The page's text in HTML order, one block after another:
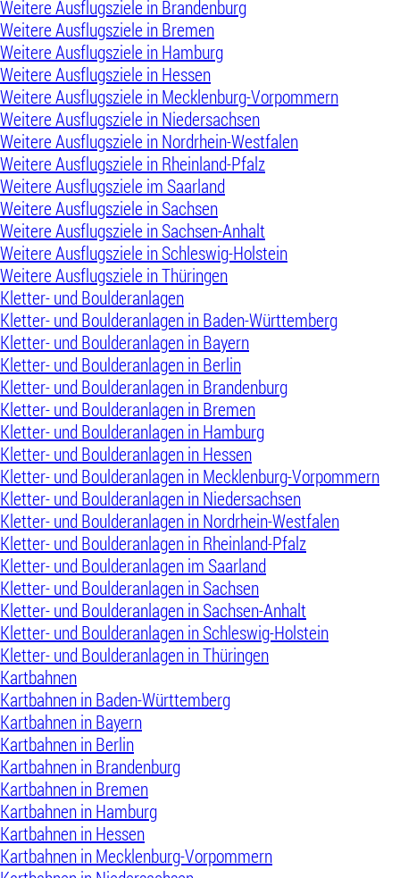
Weitere Ausflugsziele in Brandenburg
Weitere Ausflugsziele in Bremen
Weitere Ausflugsziele in Hamburg
Weitere Ausflugsziele in Hessen
Weitere Ausflugsziele in Mecklenburg-Vorpommern
Weitere Ausflugsziele in Niedersachsen
Weitere Ausflugsziele in Nordrhein-Westfalen
Weitere Ausflugsziele in Rheinland-Pfalz
Weitere Ausflugsziele im Saarland
Weitere Ausflugsziele in Sachsen
Weitere Ausflugsziele in Sachsen-Anhalt
Weitere Ausflugsziele in Schleswig-Holstein
Weitere Ausflugsziele in Thüringen
Kletter- und Boulderanlagen
Kletter- und Boulderanlagen in Baden-Württemberg
Kletter- und Boulderanlagen in Bayern
Kletter- und Boulderanlagen in Berlin
Kletter- und Boulderanlagen in Brandenburg
Kletter- und Boulderanlagen in Bremen
Kletter- und Boulderanlagen in Hamburg
Kletter- und Boulderanlagen in Hessen
Kletter- und Boulderanlagen in Mecklenburg-Vorpommern
Kletter- und Boulderanlagen in Niedersachsen
Kletter- und Boulderanlagen in Nordrhein-Westfalen
Kletter- und Boulderanlagen in Rheinland-Pfalz
Kletter- und Boulderanlagen im Saarland
Kletter- und Boulderanlagen in Sachsen
Kletter- und Boulderanlagen in Sachsen-Anhalt
Kletter- und Boulderanlagen in Schleswig-Holstein
Kletter- und Boulderanlagen in Thüringen
Kartbahnen
Kartbahnen in Baden-Württemberg
Kartbahnen in Bayern
Kartbahnen in Berlin
Kartbahnen in Brandenburg
Kartbahnen in Bremen
Kartbahnen in Hamburg
Kartbahnen in Hessen
Kartbahnen in Mecklenburg-Vorpommern